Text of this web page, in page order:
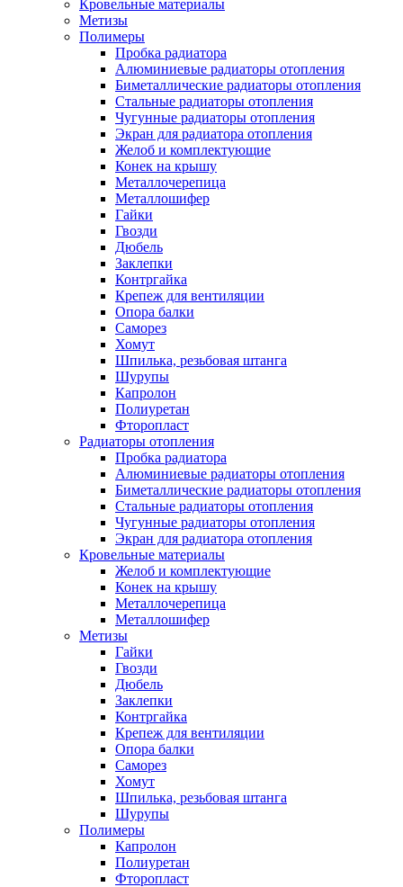
Кровельные материалы
Метизы
Полимеры
Пробка радиатора
Алюминиевые радиаторы отопления
Биметаллические радиаторы отопления
Стальные радиаторы отопления
Чугунные радиаторы отопления
Экран для радиатора отопления
Желоб и комплектующие
Конек на крышу
Металлочерепица
Металлошифер
Гайки
Гвозди
Дюбель
Заклепки
Контргайка
Крепеж для вентиляции
Опора балки
Саморез
Хомут
Шпилька, резьбовая штанга
Шурупы
Капролон
Полиуретан
Фторопласт
Радиаторы отопления
Пробка радиатора
Алюминиевые радиаторы отопления
Биметаллические радиаторы отопления
Стальные радиаторы отопления
Чугунные радиаторы отопления
Экран для радиатора отопления
Кровельные материалы
Желоб и комплектующие
Конек на крышу
Металлочерепица
Металлошифер
Метизы
Гайки
Гвозди
Дюбель
Заклепки
Контргайка
Крепеж для вентиляции
Опора балки
Саморез
Хомут
Шпилька, резьбовая штанга
Шурупы
Полимеры
Капролон
Полиуретан
Фторопласт